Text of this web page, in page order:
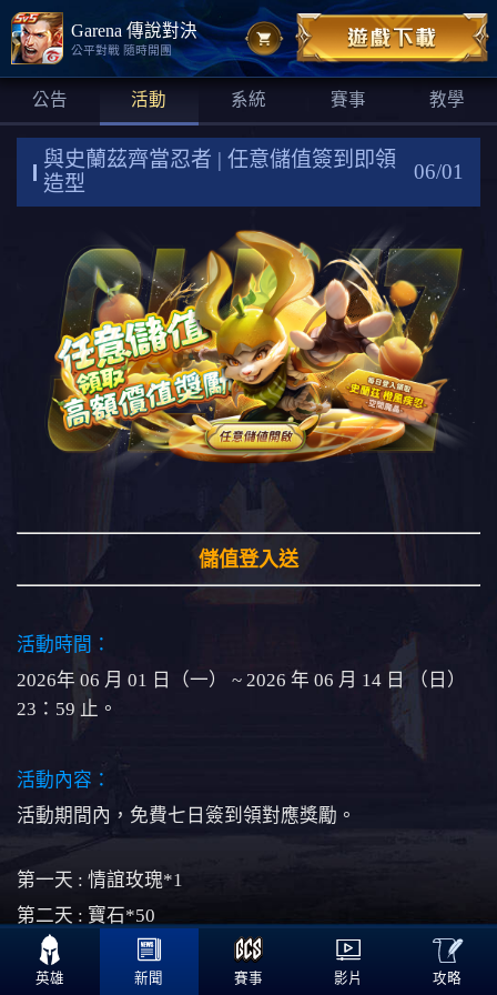
Garena 傳說對決
公平對戰 隨時開團
公告 活動 系統 賽事 教學
與史蘭茲齊當忍者 | 任意儲值簽到即領
造型
06/01
儲值登入送
活動時間：
2026年 06 月 01 日（一） ~ 2026 年 06 月 14 日 （日）
23：59 止。
活動內容：
活動期間內，免費七日簽到領對應獎勵。
第一天 : 情誼玫瑰*1
第二天 : 寶石*50
第三天 : 造型通用碎片*2
第四天 : 英雄通用碎片*2
英雄 新聞 賽事 影片

攻略